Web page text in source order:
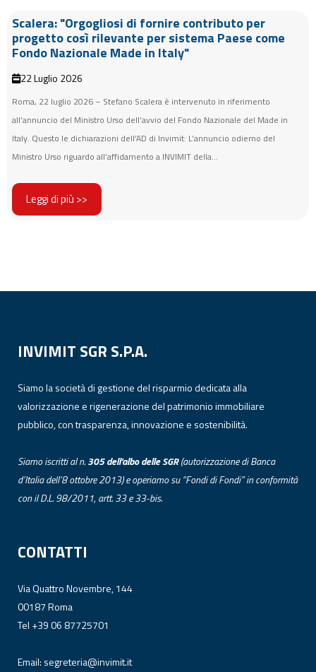
Scalera: "Orgogliosi di fornire contributo per
progetto così rilevante per sistema Paese come
Fondo Nazionale Made in Italy"
22 Luglio 2026
Roma, 22 luglio 2026 – Stefano Scalera è intervenuto in riferimento
all’annuncio del Ministro Urso dell’avvio del Fondo Nazionale del Made in
Italy. Questo le dichiarazioni dell’AD di Invimit: L’annuncio odierno del
Ministro Urso riguardo all’affidamento a INVIMIT della...
Leggi di più >>
INVIMIT SGR S.P.A.
Siamo la società di gestione del risparmio dedicata alla
valorizzazione e rigenerazione del patrimonio immobiliare
pubblico, con trasparenza, innovazione e sostenibilità.
Siamo iscritti al n.305 dell’albodelleSGR(autorizzazione di Banca
d’Italia dell’8 ottobre 2013) e operiamo su “Fondi di Fondi” in conformità
con il D.L. 98/2011, artt. 33 e 33-bis.
CONTATTI
Via Quattro Novembre, 144
00187 Roma
Tel +39 06 87725701
Email: segreteria@invimit.it